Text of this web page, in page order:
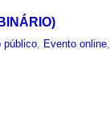
público, Evento online,